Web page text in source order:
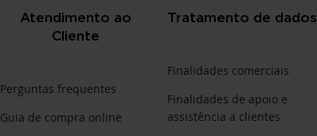
Atendimento ao
Cliente
Perguntas frequentes
Guia de compra online
Tratamento de dados
Finalidades comerciais
Finalidades de apoio e
assistência a clientes